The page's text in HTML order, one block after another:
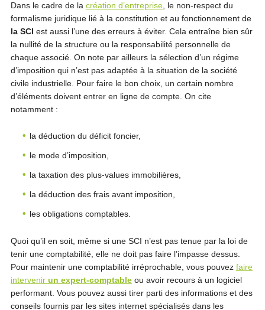
Dans le cadre de la création d’entreprise, le non-respect du
formalisme juridique lié à la constitution et au fonctionnement de
la SCI est aussi l’une des erreurs à éviter. Cela entraîne bien sûr
la nullité de la structure ou la responsabilité personnelle de
chaque associé. On note par ailleurs la sélection d’un régime
d’imposition qui n’est pas adaptée à la situation de la société
civile industrielle. Pour faire le bon choix, un certain nombre
d’éléments doivent entrer en ligne de compte. On cite
notamment :
la déduction du déficit foncier,
le mode d’imposition,
la taxation des plus-values immobilières,
la déduction des frais avant imposition,
les obligations comptables.
Quoi qu’il en soit, même si une SCI n’est pas tenue par la loi de
tenir une comptabilité, elle ne doit pas faire l’impasse dessus.
Pour maintenir une comptabilité irréprochable, vous pouvez faire
intervenir un expert-comptableou avoir recours à un logiciel
performant. Vous pouvez aussi tirer parti des informations et des
conseils fournis par les sites internet spécialisés dans les